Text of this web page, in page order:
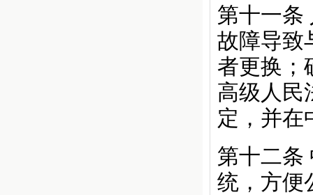
第十一条
故障导致
者更换；
高级人民
定，并在
第十二条
统，方便